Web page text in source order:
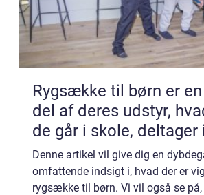
Rygsække til børn er en
del af deres udstyr,
de går i skole, deltager
udflugter eller rejser
Denne artikel vil give dig en
omfattende indsigt i, hvad der er
rygsække til børn. Vi vil også se